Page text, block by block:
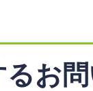
お